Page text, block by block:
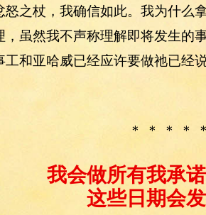
之杖，我确信如此。我为什么
，虽然我不声称理解即将发生的
工和亚哈威已经应许要做祂已经
＊ ＊ ＊ ＊
我会做所有我承
这些日期会